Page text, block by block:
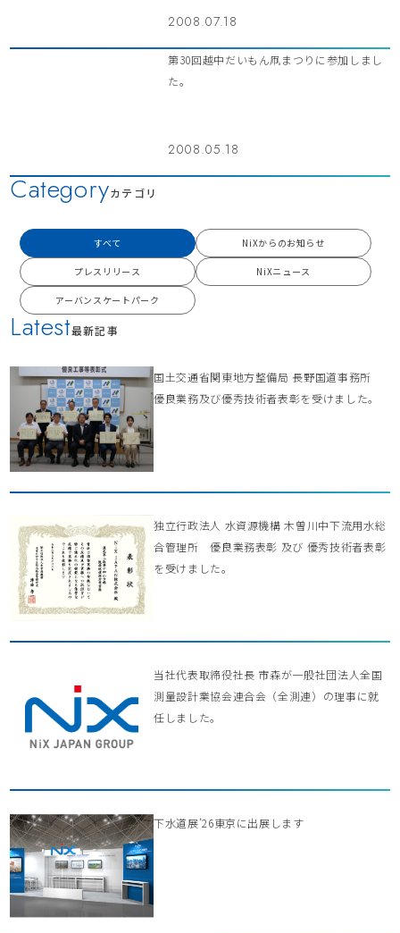
2008.07.18
第30回越中だいもん凧まつりに参加しまし
た。
2008.05.18
Latest最新記事
国土交通省関東地方整備局 長野国道事務所
優良業務及び優秀技術者表彰を受けました。
独立行政法人 水資源機構 木曽川中下流用水総
合管理所 優良業務表彰 及び 優秀技術者表彰
を受けました。
当社代表取締役社長 市森が一般社団法人全国
測量設計業協会連合会（全測連）の理事に就
任しました。
下水道展’26東京に出展します
Categoryカテゴリ
すべて NiXからのお知らせ
プレスリリース NiXニュース
アーバンスケートパーク